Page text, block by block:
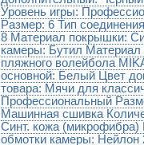
Уровень игры:
Размер: 6 Тип
8 Материал покрышки:
камеры: Бутил
пляжного волейбола
основной: Белый Цвет
товара: Мячи для
Профессиональный
Машинная сшивка
Синт. кожа
обмотки камеры: